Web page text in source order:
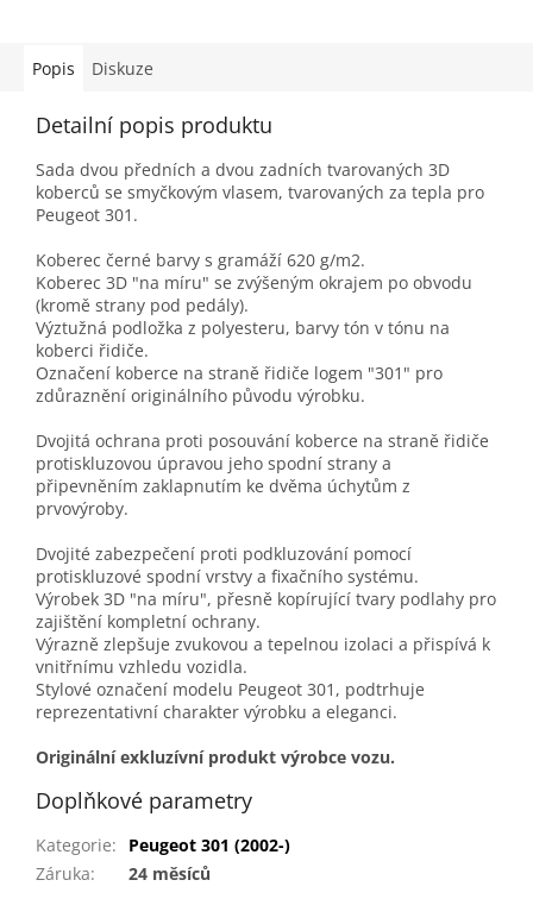
Popis Diskuze
Detailní popis produktu
Sada dvou předních a dvou zadních tvarovaných 3D
koberců se smyčkovým vlasem, tvarovaných za tepla pro
Peugeot 301.
Koberec černé barvy s gramáží 620 g/m2.
Koberec 3D "na míru" se zvýšeným okrajem po obvodu
(kromě strany pod pedály).
Výztužná podložka z polyesteru, barvy tón v tónu na
koberci řidiče.
Označení koberce na straně řidiče logem "301" pro
zdůraznění originálního původu výrobku.
Dvojitá ochrana proti posouvání koberce na straně řidiče
protiskluzovou úpravou jeho spodní strany a
připevněním zaklapnutím ke dvěma úchytům z
prvovýroby.
Dvojité zabezpečení proti podkluzování pomocí
protiskluzové spodní vrstvy a fixačního systému.
Výrobek 3D "na míru", přesně kopírující tvary podlahy pro
zajištění kompletní ochrany.
Výrazně zlepšuje zvukovou a tepelnou izolaci a přispívá k
vnitřnímu vzhledu vozidla.
Stylové označení modelu Peugeot 301, podtrhuje
reprezentativní charakter výrobku a eleganci.
Originální exkluzívní produkt výrobce vozu.
Doplňkové parametry
Kategorie:
Peugeot 301 (2002-)
Záruka: 24 měsíců